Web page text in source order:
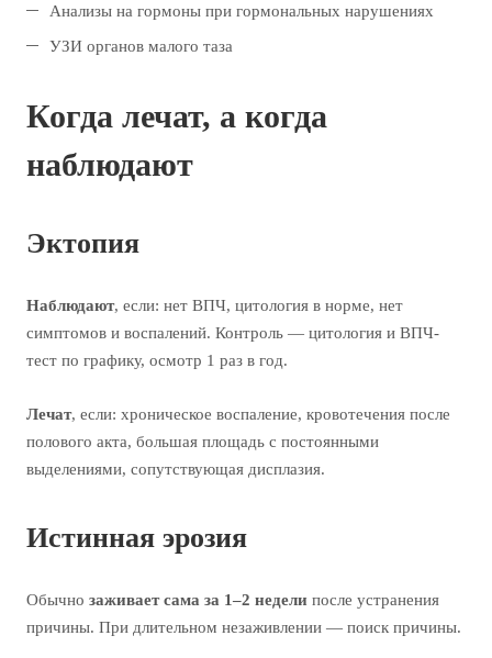
Анализы на гормоны при гормональных нарушениях
УЗИ органов малого таза
Когда лечат, а когда
наблюдают
Эктопия
Наблюдают, если: нет ВПЧ, цитология в норме, нет
симптомов и воспалений. Контроль — цитология и ВПЧ-
тест по графику, осмотр 1 раз в год.
Лечат, если: хроническое воспаление, кровотечения после
полового акта, большая площадь с постоянными
выделениями, сопутствующая дисплазия.
Истинная эрозия
Обычно заживает сама за 1–2 недели после устранения
причины. При длительном незаживлении — поиск причины.